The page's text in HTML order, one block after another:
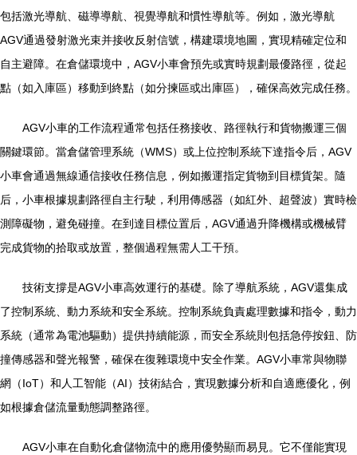
包括激光導航、磁導導航、視覺導航和慣性導航等。例如，激光導航
AGV通過發射激光束并接收反射信號，構建環境地圖，實現精確定位和
自主避障。在倉儲環境中，AGV小車會預先或實時規劃最優路徑，從起
點（如入庫區）移動到終點（如分揀區或出庫區），確保高效完成任務。
AGV小車的工作流程通常包括任務接收、路徑執行和貨物搬運三個
關鍵環節。當倉儲管理系統（WMS）或上位控制系統下達指令后，AGV
小車會通過無線通信接收任務信息，例如搬運指定貨物到目標貨架。隨
后，小車根據規劃路徑自主行駛，利用傳感器（如紅外、超聲波）實時檢
測障礙物，避免碰撞。在到達目標位置后，AGV通過升降機構或機械臂
完成貨物的拾取或放置，整個過程無需人工干預。
技術支撐是AGV小車高效運行的基礎。除了導航系統，AGV還集成
了控制系統、動力系統和安全系統。控制系統負責處理數據和指令，動力
系統（通常為電池驅動）提供持續能源，而安全系統則包括急停按鈕、防
撞傳感器和聲光報警，確保在復雜環境中安全作業。AGV小車常與物聯
網（IoT）和人工智能（AI）技術結合，實現數據分析和自適應優化，例
如根據倉儲流量動態調整路徑。
AGV小車在自動化倉儲物流中的應用優勢顯而易見。它不僅能實現